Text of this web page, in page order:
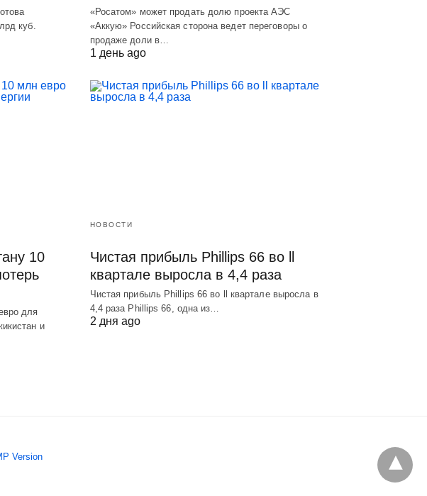
куб.
«Росатом» может продать долю проекта АЭС
«Аккую» Российская сторона ведет переговоры о
продаже доли в…
1 день ago
10
для
и
НОВОСТИ
Чистая прибыль Phillips 66 во ll
квартале выросла в 4,4 раза
Чистая прибыль Phillips 66 во ll квартале выросла в
4,4 раза Phillips 66, одна из…
2 дня ago
Version